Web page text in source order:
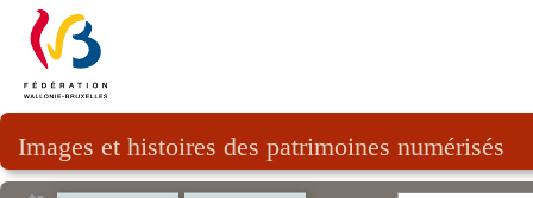
Images et histoires des patrimoines numérisés